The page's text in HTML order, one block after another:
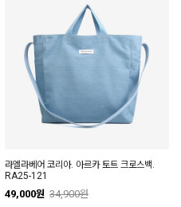
라엘라베어 코리아. 아르카 토트 크로스백.
RA25-121
49,000원 34,900원